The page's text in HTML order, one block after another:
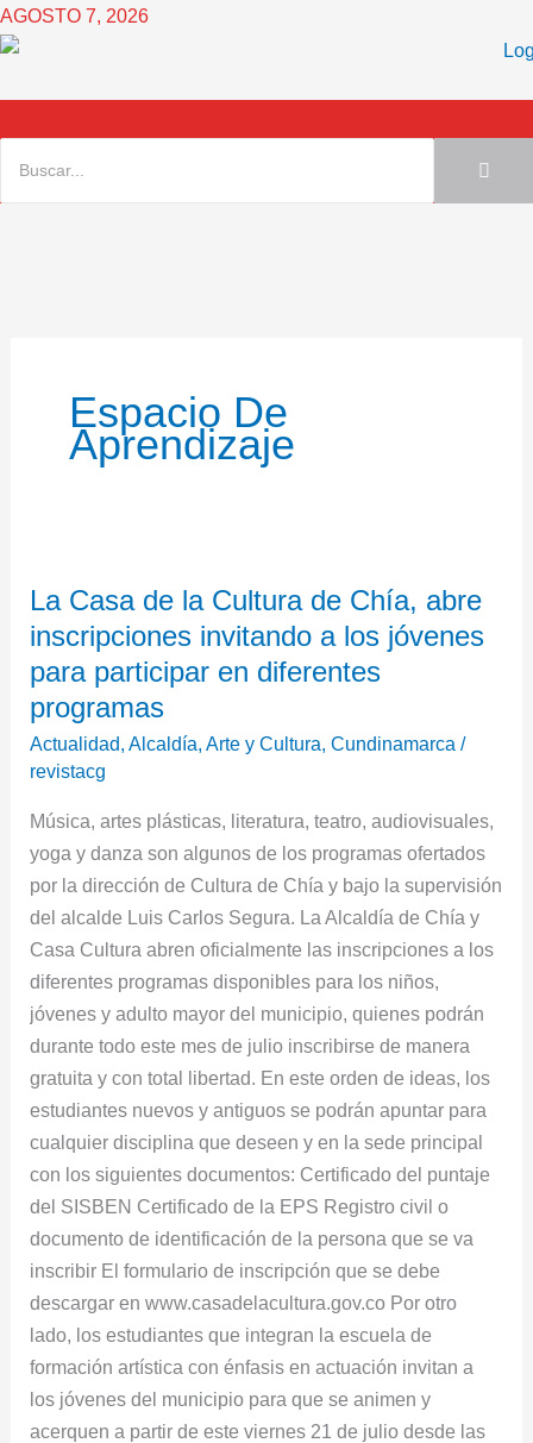
Ir
al
AGOSTO 7, 2026
Espacio De
Aprendizaje
La Casa de la Cultura de Chía, abre
inscripciones invitando a los jóvenes
para participar en diferentes
programas
Actualidad,Alcaldía,Arte y Cultura,Cundinamarca /
revistacg
Música, artes plásticas, literatura, teatro, audiovisuales,
yoga y danza son algunos de los programas ofertados
por la dirección de Cultura de Chía y bajo la supervisión
del alcalde Luis Carlos Segura. La Alcaldía de Chía y
Casa Cultura abren oficialmente las inscripciones a los
diferentes programas disponibles para los niños,
jóvenes y adulto mayor del municipio, quienes podrán
durante todo este mes de julio inscribirse de manera
gratuita y con total libertad. En este orden de ideas, los
estudiantes nuevos y antiguos se podrán apuntar para
cualquier disciplina que deseen y en la sede principal
con los siguientes documentos: Certificado del puntaje
del SISBEN Certificado de la EPS Registro civil o
documento de identificación de la persona que se va
inscribir El formulario de inscripción que se debe
descargar en www.casadelacultura.gov.co Por otro
lado, los estudiantes que integran la escuela de
formación artística con énfasis en actuación invitan a
los jóvenes del municipio para que se animen y
acerquen a partir de este viernes 21 de julio desde las
Casa
de
la
de
Chía,
inscripciones
invitando
a
los
jóvenes
para
participar
en
diferentes
programas